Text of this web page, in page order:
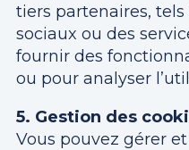
tiers partenaires,
sociaux ou des
fournir des
ou pour analyser
5. Gestion des
Vous pouvez gérer